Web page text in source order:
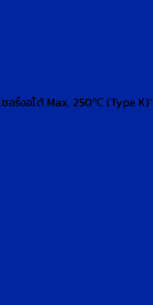
ร์งอได้ Max. 250℃ (Type K)”